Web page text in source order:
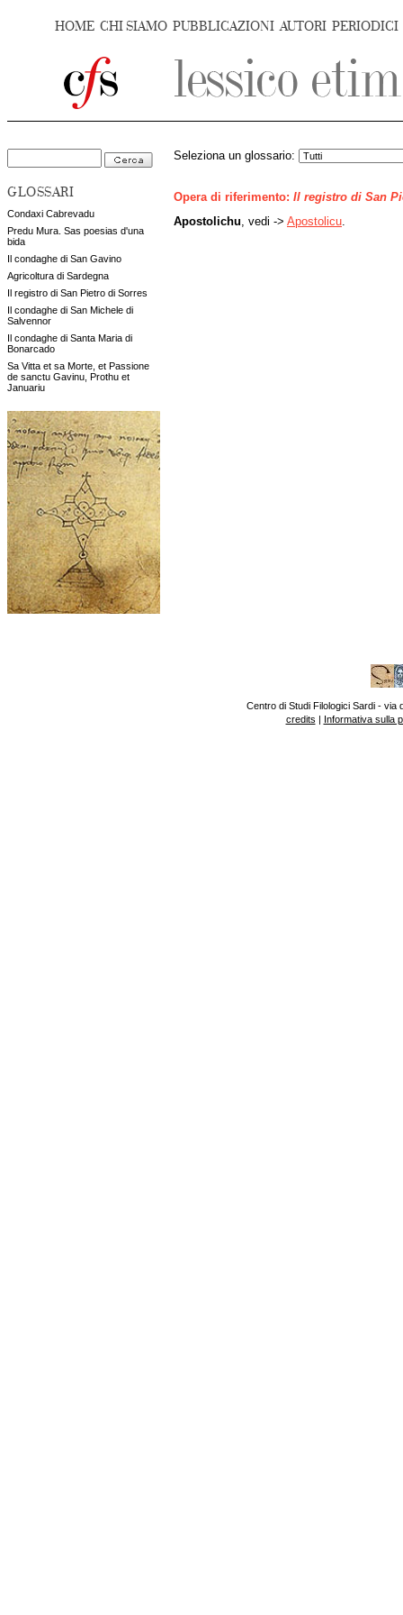
HOME CHI SIAMO PUBBLICAZIONI AUTORI PERIODICI
GLOSSARI
Condaxi Cabrevadu
Predu Mura. Sas poesias d'una
bida
Il condaghe di San Gavino
Agricoltura di Sardegna
Il registro di San Pietro di Sorres
Il condaghe di San Michele di
Salvennor
Il condaghe di Santa Maria di
Bonarcado
Sa Vitta et sa Morte, et Passione
de sanctu Gavinu, Prothu et
Januariu
Seleziona un glossario:
Opera di riferimento: Il registro di San
Apostolichu , vedi -> Apostolicu
Centro di Studi Filologici Sardi - via
credits | Informativa sulla